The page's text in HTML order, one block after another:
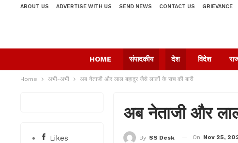
ABOUT US ADVERTISE WITH US SEND NEWS CONTACT US GRIEVANCE
HOME संपादकीय देश विदेश
Home अभी-अभी अब नेताजी और लाल बहादुर जैसे लालों के सच की बारी
अब नेताजी और
By SS Desk On Nov 25,
Likes